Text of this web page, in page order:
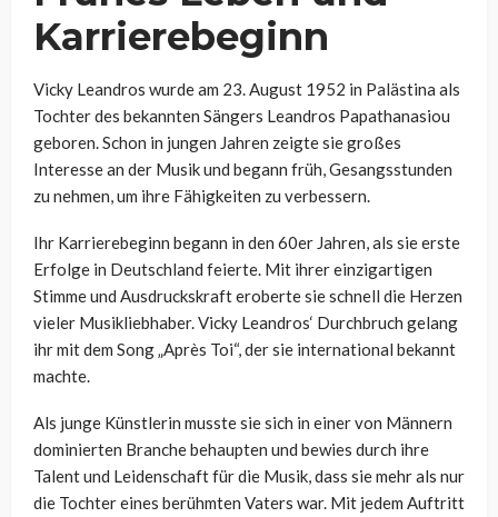
Karrierebeginn
Vicky Leandros wurde am 23. August 1952 in Palästina als
Tochter des bekannten Sängers Leandros Papathanasiou
geboren. Schon in jungen Jahren zeigte sie großes
Interesse an der Musik und begann früh, Gesangsstunden
zu nehmen, um ihre Fähigkeiten zu verbessern.
Ihr Karrierebeginn begann in den 60er Jahren, als sie erste
Erfolge in Deutschland feierte. Mit ihrer einzigartigen
Stimme und Ausdruckskraft eroberte sie schnell die Herzen
vieler Musikliebhaber. Vicky Leandros‘ Durchbruch gelang
ihr mit dem Song „Après Toi“, der sie international bekannt
machte.
Als junge Künstlerin musste sie sich in einer von Männern
dominierten Branche behaupten und bewies durch ihre
Talent und Leidenschaft für die Musik, dass sie mehr als nur
die Tochter eines berühmten Vaters war. Mit jedem Auftritt